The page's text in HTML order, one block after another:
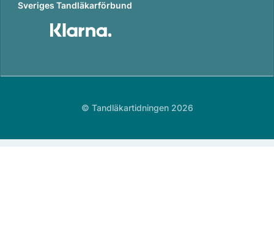
Sveriges Tandläkarförbund
© Tandläkartidningen 2026